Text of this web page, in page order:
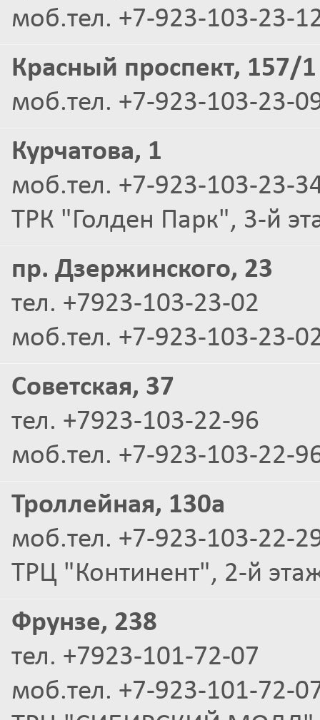
моб.тел. +7-923-103-23-
Красный проспект, 157/1
моб.тел. +7-923-103-23-
Курчатова, 1
моб.тел. +7-923-103-23-
ТРК "Голден Парк", 3-й
пр. Дзержинского, 23
тел. +7923-103-23-02
моб.тел. +7-923-103-23-
Советская, 37
тел. +7923-103-22-96
моб.тел. +7-923-103-22-
Троллейная, 130а
моб.тел. +7-923-103-22-
ТРЦ "Континент", 2-й
Фрунзе, 238
тел. +7923-101-72-07
моб.тел. +7-923-101-72-